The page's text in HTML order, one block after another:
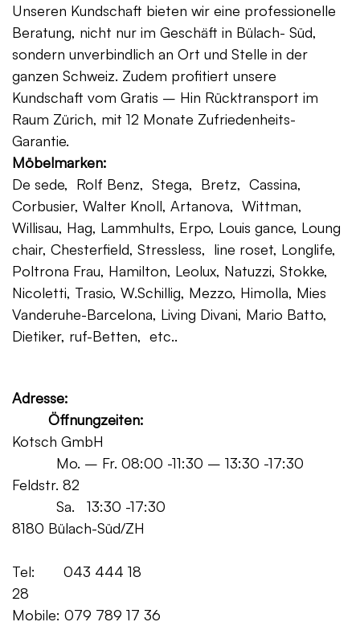
Unseren Kundschaft bieten wir eine professionelle
Beratung, nicht nur im Geschäft in Bülach- Süd,
sondern unverbindlich an Ort und Stelle in der
ganzen Schweiz. Zudem profitiert unsere
Kundschaft vom Gratis – Hin Rücktransport im
Raum Zürich, mit 12 Monate Zufriedenheits-
Garantie.
Möbelmarken:
De sede, Rolf Benz, Stega, Bretz, Cassina,
Corbusier, Walter Knoll, Artanova, Wittman,
Willisau, Hag, Lammhults, Erpo, Louis gance, Loung
chair, Chesterfield, Stressless, line roset, Longlife,
Poltrona Frau, Hamilton, Leolux, Natuzzi, Stokke,
Nicoletti, Trasio, W.Schillig, Mezzo, Himolla, Mies
Vanderuhe-Barcelona, Living Divani, Mario Batto,
Dietiker, ruf-Betten, etc..
Adresse:
Öffnungzeiten:
Kotsch GmbH
Mo. – Fr. 08:00 -11:30 – 13:30 -17:30
Feldstr. 82
Sa. 13:30 -17:30
8180 Bülach-Süd/ZH
Tel: 043 444 18
28
Mobile: 079 789 17 36